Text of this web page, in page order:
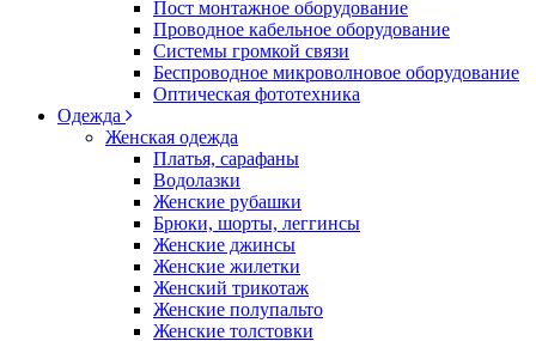
Пост монтажное оборудование
Проводное кабельное оборудование
Системы громкой связи
Беспроводное микроволновое оборудование
Оптическая фототехника
Одежда
Женская одежда
Платья, сарафаны
Водолазки
Женские рубашки
Брюки, шорты, леггинсы
Женские джинсы
Женские жилетки
Женский трикотаж
Женские полупальто
Женские толстовки